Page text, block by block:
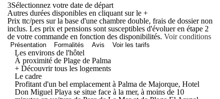
3Sélectionnez votre date de départ
Autres durées disponibles en cliquant sur le +
Prix ttc/pers sur la base d'une chambre double, frais de dossier non
inclus. Les prix et pensions sont susceptibles d'évoluer en étape 2
de votre commande en fonction des disponibilités. Voir conditions
Présentation Formalités Avis Voir les tarifs
Les environs de l'hôtel
À proximité de Plage de Palma
+ Découvrir tous les logements
Le cadre
Profitant d'un bel emplacement à Palma de Majorque, Hotel
Don Miguel Playa se situe face à la mer, à moins de 10